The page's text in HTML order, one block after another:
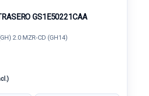
GS1E50221CAA
2.0 MZR-CD (GH14)